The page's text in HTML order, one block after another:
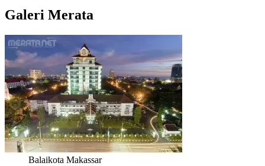
Galeri Merata
Balaikota Makassar